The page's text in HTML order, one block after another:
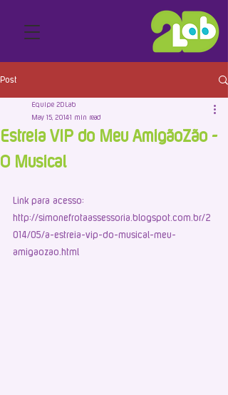
Post
Estreia VIP do Meu AmigãoZão -
O Musical
Equipe 2DLab
May 15, 20141 min read
Link para acesso:
http://simonefrotaassessoria.blogspot.com.br/2
014/05/a-estreia-vip-do-musical-meu-
amigaozao.html